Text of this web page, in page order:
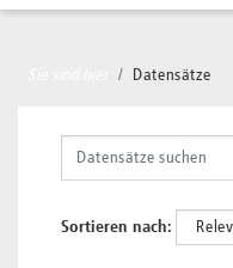
Datensätze
Sortieren nach